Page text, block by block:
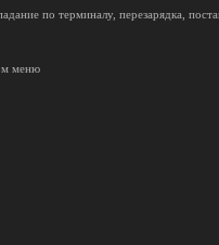
по терминалу, перезарядка,
меню